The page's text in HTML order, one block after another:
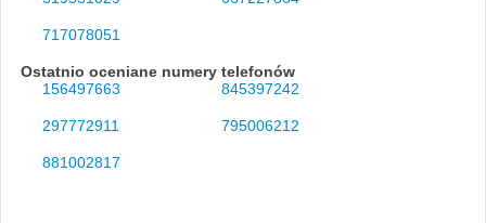
717078051
Ostatnio oceniane numery telefonów
156497663
845397242
297772911 795006212
881002817